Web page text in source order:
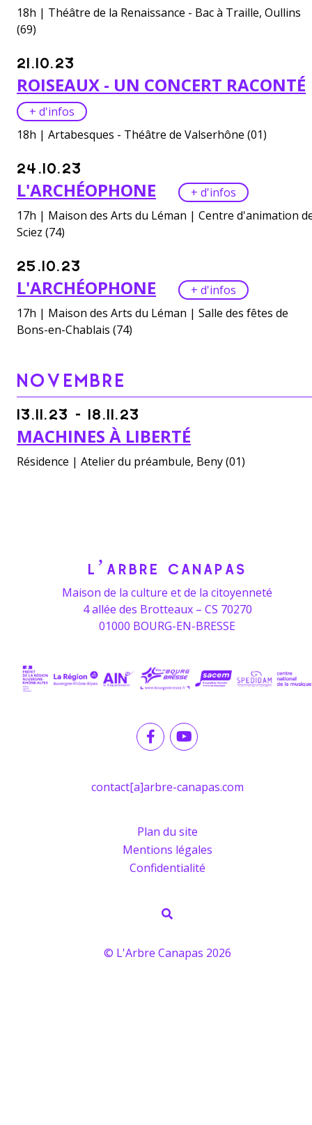
18h | Théâtre de la Renaissance - Bac à Traille, Oullins
(69)
21.10.23
ROISEAUX - UN CONCERT RACONTÉ
+ d'infos
18h | Artabesques - Théâtre de Valserhône (01)
24.10.23
L'ARCHÉOPHONE
+ d'infos
17h | Maison des Arts du Léman | Centre d'animation
Sciez (74)
25.10.23
L'ARCHÉOPHONE
+ d'infos
17h | Maison des Arts du Léman | Salle des fêtes de
Bons-en-Chablais (74)
NOVEMBRE
13.11.23 - 18.11.23
MACHINES À LIBERTÉ
Résidence | Atelier du préambule, Beny (01)
L’ARBRE CANAPAS
Maison de la culture et de la citoyenneté
4 allée des Brotteaux – CS 70270
01000 BOURG-EN-BRESSE
contact[a]arbre-canapas.com
Plan du site
Mentions légales
Confidentialité
© L'Arbre Canapas 2026